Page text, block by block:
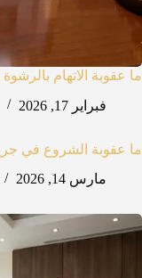
ما عقوبة الاتهام
فبراير 17, 2026
ما عقوبة الشروع في
مارس 14, 2026